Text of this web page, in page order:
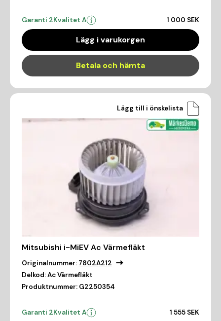
Garanti 2Kvalitet A 1 000 SEK
Lägg i varukorgen
Betala och hämta
Lägg till i önskelista
Mitsubishi i-MiEV Ac Värmefläkt
Originalnummer: 7802A212
Delkod:Ac Värmefläkt
Produktnummer: G2250354
Garanti 2Kvalitet A 1 555 SEK